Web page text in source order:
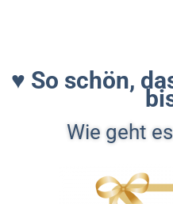
♥ So schön,
Wie geht